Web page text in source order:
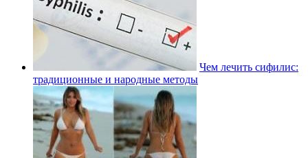
Чем лечить сифилис:
традиционные и народные методы